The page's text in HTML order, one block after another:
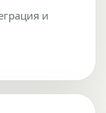
и